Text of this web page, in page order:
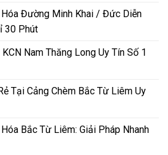
Hóa Đường Minh Khai / Đức Diễn
30 Phút
Nam Thăng Long Uy Tín Số 1
Tại Cảng Chèm Bắc Từ Liêm Uy
Bắc Từ Liêm: Giải Pháp Nhanh